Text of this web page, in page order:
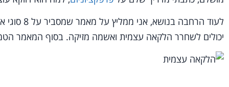
לעוד
יכולים לשחרר הלקאה עצמית ואשמה מזיקה. בסוף המאמר